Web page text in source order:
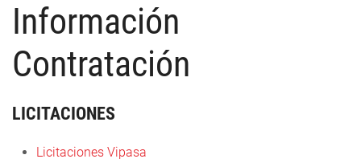
Información
Contratación
LICITACIONES
Licitaciones Vipasa